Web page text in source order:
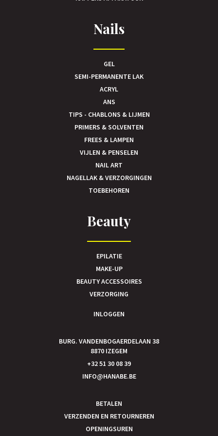
Nails
GEL
SEMI-PERMANENTE LAK
ACRYL
ANS
TIPS - CHABLONS & LIJMEN
PRIMERS & SOLVENTEN
FREES & LAMPEN
VIJLEN & PENSELEN
NAIL ART
NAGELLAK & VERZORGINGEN
TOEBEHOREN
Beauty
EPILATIE
MAKE-UP
BEAUTY ACCESSOIRES
VERZORGING
INLOGGEN
BURG. VANDENBOGAERDELAAN 38
8870 IZEGEM
+32 51 30 08 39
INFO@HANABE.BE
BETALEN
VERZENDEN EN RETOURNEREN
OPENINGSUREN